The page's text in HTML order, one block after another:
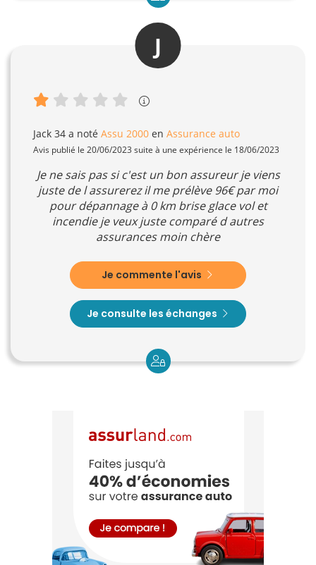
J
Jack 34 a noté Assu 2000 en Assurance auto
Avis publié le 20/06/2023 suite à une expérience le 18/06/2023
Je ne sais pas si c'est un bon assureur je viens
juste de l assurerez il me prélève 96€ par moi
pour dépannage à 0 km brise glace vol et
incendie je veux juste comparé d autres
assurances moin chère
Je commente l'avis
Je consulte les échanges